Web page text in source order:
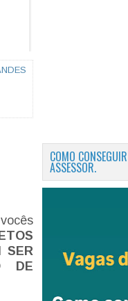
SER
DE
COMO
ASSESSOR.